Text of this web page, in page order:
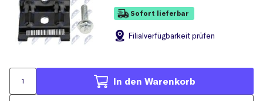
Sofort lieferbar
Filialverfügbarkeit prüfen
In den Warenkorb